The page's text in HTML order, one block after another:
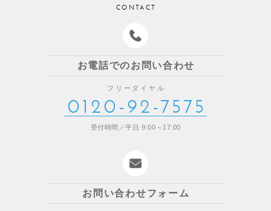
CONTACT
お電話でのお問い合わせ
フリーダイヤル
0120-92-7575
受付時間／平日 9:00～17:00
お問い合わせフォーム